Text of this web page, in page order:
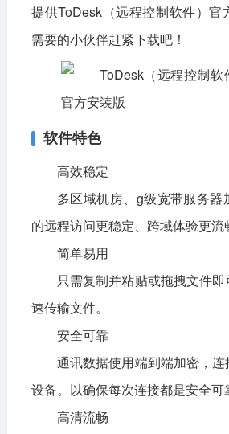
影音播放 系统工具
主题美化 新闻阅读
网络购物
网络软件 系统软件
图形图像 媒体软件
安全软件
提供ToDesk（远程控制软件）官
需要的小伙伴赶紧下载吧！
软件特色
高效稳定
多区域机房、g级宽带服务器
的远程访问更稳定、跨域体验更流
简单易用
只需复制并粘贴或拖拽文件
速传输文件。
安全可靠
通讯数据使用端到端加密，
设备。以确保每次连接都是安全可
高清流畅